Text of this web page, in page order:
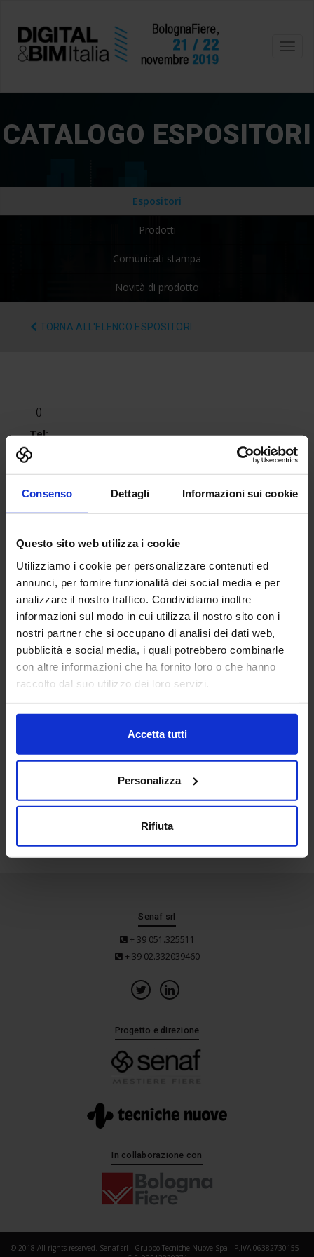
Consenso Dettagli Informazioni sui cookie
Questo sito web utilizza i cookie
Utilizziamo i cookie per personalizzare contenuti ed
annunci, per fornire funzionalità dei social media e per
analizzare il nostro traffico. Condividiamo inoltre
informazioni sul modo in cui utilizza il nostro sito con i
nostri partner che si occupano di analisi dei dati web,
pubblicità e social media, i quali potrebbero combinarle
con altre informazioni che ha fornito loro o che hanno
raccolto dal suo utilizzo dei loro servizi.
Accetta tutti
Personalizza
Rifiuta
CATALOGO ESPOSITORI
Espositori
Prodotti
Comunicati stampa
Novità di prodotto
TORNA ALL'ELENCO ESPOSITORI
- ()
Tel:
Fax:
Email:
Sito web:
Location
Senaf srl
+ 39 051.325511
+ 39 02.332039460
Progetto e direzione
In collaborazione con
© 2018 All rights reserved. Senaf srl - Gruppo Tecniche Nuove Spa - P.IVA 06382730155 -